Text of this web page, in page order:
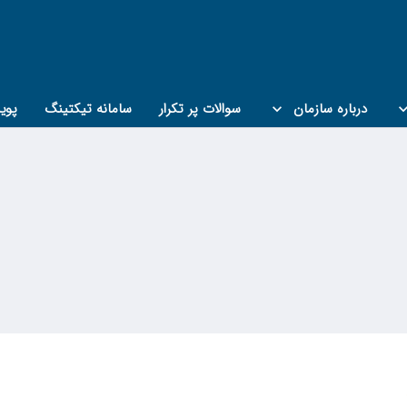
درباره سازمان سوالات پر تکرار سامانه تیکتینگ